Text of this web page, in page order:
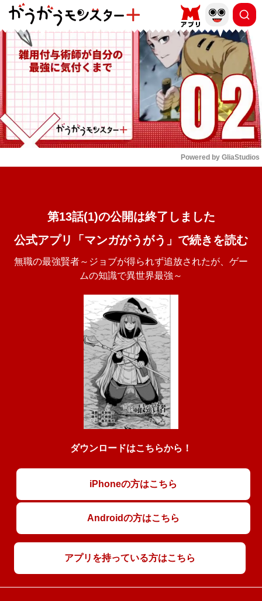
もっと読む
Powered by GliaStudios
第13話(1)の公開は終了しました
公式アプリ「マンガがうがう」で続きを読む
無職の最強賢者～ジョブが得られず追放されたが、ゲー
ムの知識で異世界最強～
ダウンロードはこちらから！
iPhoneの方はこちら
Androidの方はこちら
アプリを持っている方はこちら